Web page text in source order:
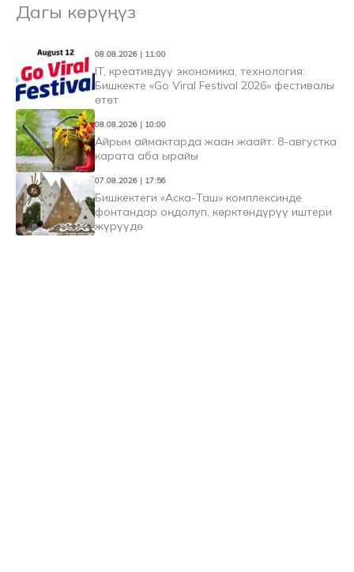
Дагы көрүңүз
08.08.2026 | 11:00
IT, креативдүү экономика, технология:
Бишкекте «Go Viral Festival 2026» фестивалы
өтөт
08.08.2026 | 10:00
Айрым аймактарда жаан жаайт: 8-августка
карата аба ырайы
07.08.2026 | 17:56
Бишкектеги «Аска-Таш» комплексинде
фонтандар оңдолуп, көрктөндүрүү иштери
жүрүүдө